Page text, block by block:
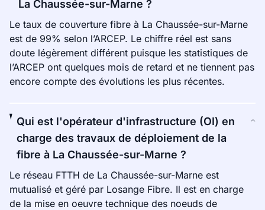
La Chaussée-sur-Marne ?
Le taux de couverture fibre à La Chaussée-sur-Marne
est de 99% selon l’ARCEP. Le chiffre réel est sans
doute légèrement différent puisque les statistiques de
l’ARCEP ont quelques mois de retard et ne tiennent pas
encore compte des évolutions les plus récentes.
Qui est l'opérateur d'infrastructure (OI) en
charge des travaux de déploiement de la
fibre à La Chaussée-sur-Marne ?
Le réseau FTTH de La Chaussée-sur-Marne est
mutualisé et géré par Losange Fibre. Il est en charge
de la mise en oeuvre technique des noeuds de